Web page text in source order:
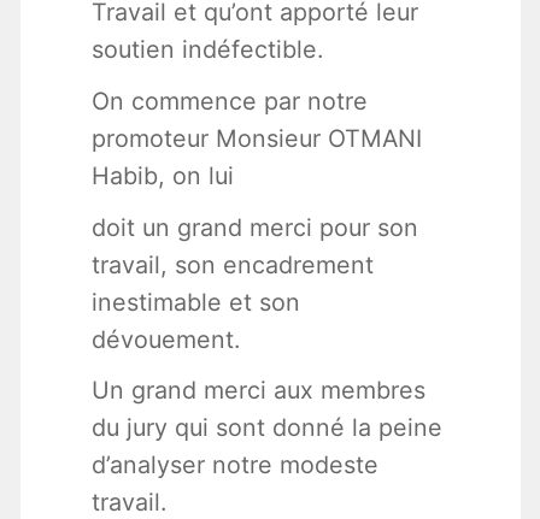
Travail et qu’ont apporté leur
soutien indéfectible.
On commence par notre
promoteur Monsieur OTMANI
Habib, on lui
doit un grand merci pour son
travail, son encadrement
inestimable et son
dévouement.
Un grand merci aux membres
du jury qui sont donné la peine
d’analyser notre modeste
travail.